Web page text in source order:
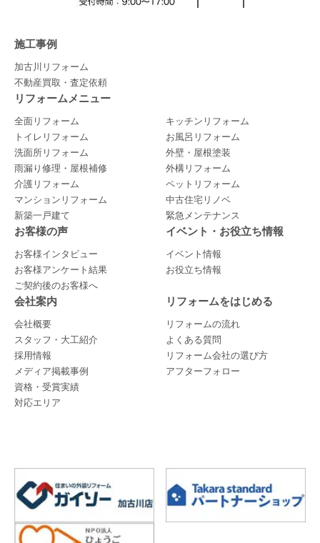
施工事例
加古川リフォーム
不動産買取・査定依頼
リフォームメニュー
全面リフォーム
キッチンリフォーム
トイレリフォーム
お風呂リフォーム
洗面所リフォーム
外壁・屋根塗装
雨漏り修理・屋根補修
外構リフォーム
介護リフォーム
ペットリフォーム
マンションリフォーム
中古住宅リノベ
新築一戸建て
緊急メンテナンス
お客様の声
お客様インタビュー
お客様アンケート結果
ご契約後のお客様へ
イベント・お役立ち情報
イベント情報
お役立ち情報
会社案内
会社概要
スタッフ・大工紹介
採用情報
メディア掲載事例
資格・受賞実績
対応エリア
リフォームをはじめる
リフォームの流れ
よくある質問
リフォーム会社の選び方
アフターフォロー